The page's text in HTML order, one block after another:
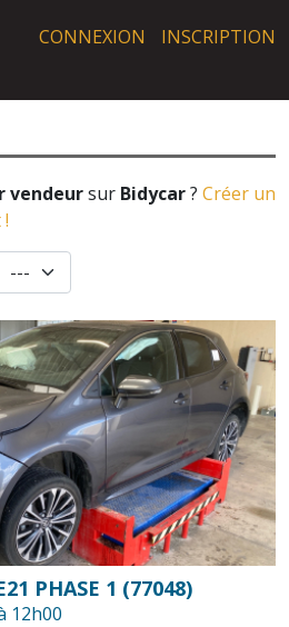
CONNEXION
INSCRIPTION
vendeursur Bidycar? Créer un
PHASE 1 (77048)
12h00